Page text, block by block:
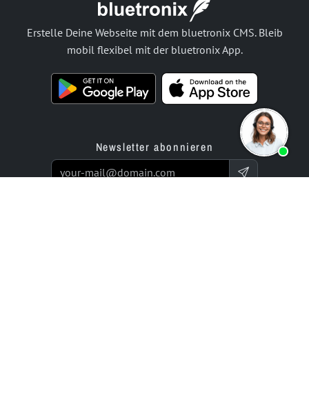
Erstelle Deine Webseite mit dem bluetronix CMS. Bleib
mobil flexibel mit der bluetronix App.
Newsletter abonnieren